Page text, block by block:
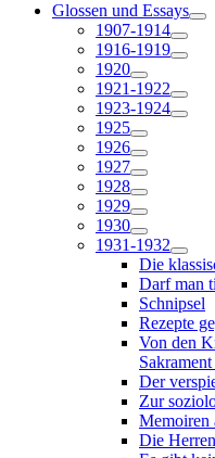
Glossen und Essays
1907-1914
1916-1919
1920
1921-1922
1923-1924
1925
1926
1927
1928
1929
1930
1931-1932
Die
Darf man
Schnipsel
Rezepte
Von den
Der
Zur
Memoiren
Die